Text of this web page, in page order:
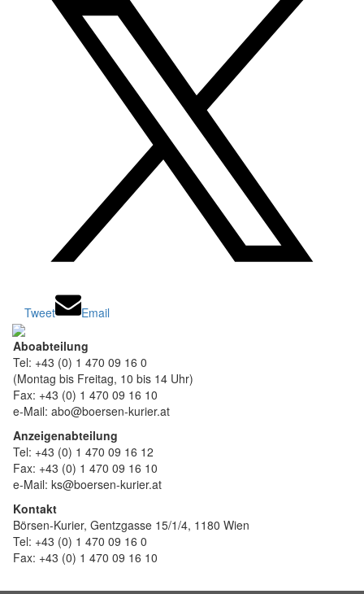
Tweet Email
Aboabteilung
Tel: +43 (0) 1 470 09 16 0
(Montag bis Freitag, 10 bis 14 Uhr)
Fax: +43 (0) 1 470 09 16 10
e-Mail: abo@boersen-kurier.at
Anzeigenabteilung
Tel: +43 (0) 1 470 09 16 12
Fax: +43 (0) 1 470 09 16 10
e-Mail: ks@boersen-kurier.at
Kontakt
Börsen-Kurier, Gentzgasse 15/1/4, 1180 Wien
Tel: +43 (0) 1 470 09 16 0
Fax: +43 (0) 1 470 09 16 10